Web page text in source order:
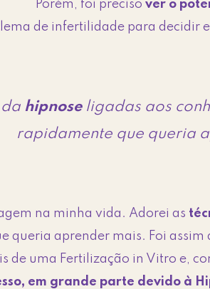
Porém, foi precisover o
de infertilidade para decidir
hipnoseligadas aos
rapidamente que queria
na minha vida. Adorei as
queria aprender mais. Foi assim
de uma Fertilização in Vitro e,
em grande parte devido à